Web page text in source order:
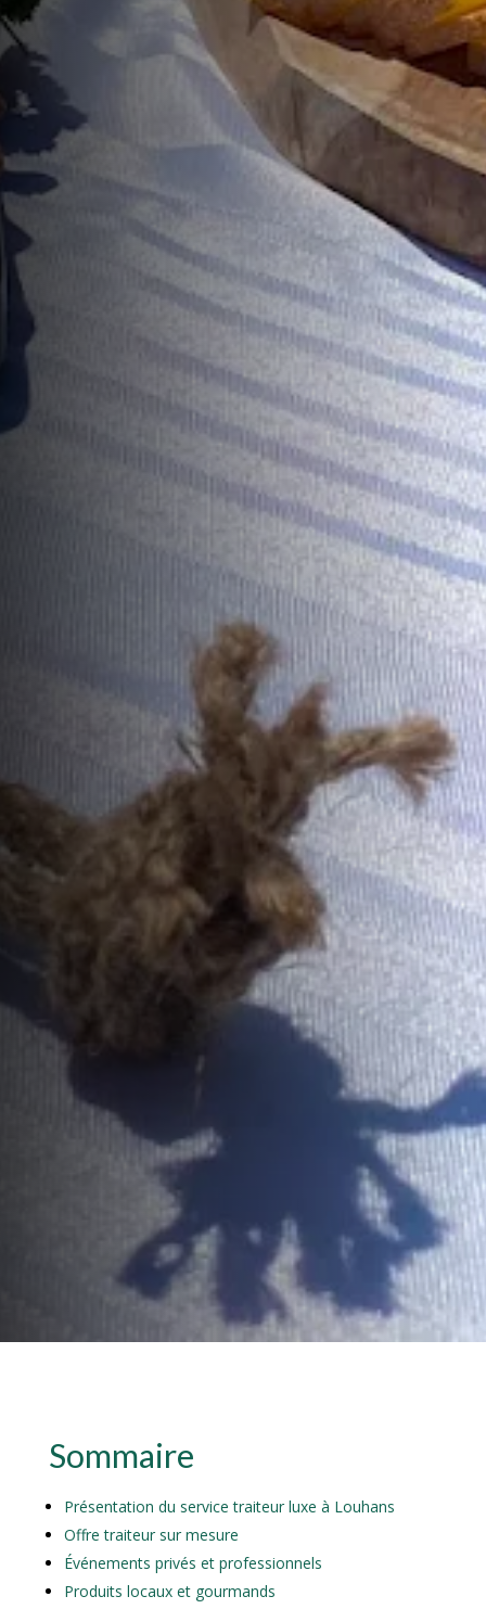
Sommaire
Présentation du service traiteur luxe à Louhans
Offre traiteur sur mesure
Événements privés et professionnels
Produits locaux et gourmands